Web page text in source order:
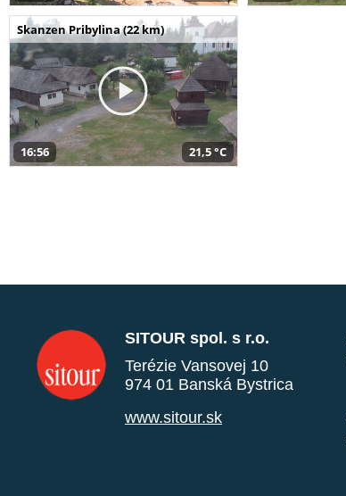
Skanzen Pribylina (22 km)
16:56 21,5 °C
SITOUR spol. s r.o.
Terézie Vansovej 10
974 01 Banská Bystrica
www.sitour.sk